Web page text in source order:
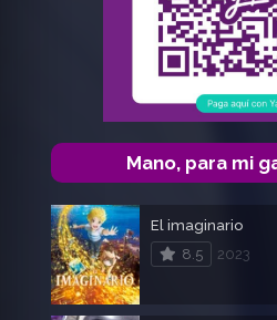
Mano, para mi
El imaginario
8.5
2023